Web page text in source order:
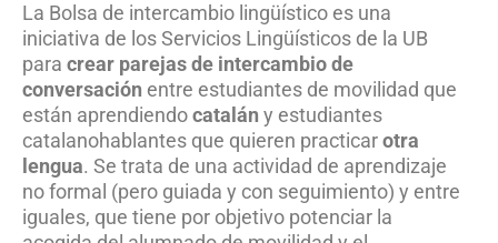
La Bolsa de intercambio lingüístico es una
iniciativa de los Servicios Lingüísticos de la UB
para crear parejas de intercambio de
conversación entre estudiantes de movilidad que
están aprendiendocatalán y estudiantes
catalanohablantes que quieren practicarotra
lengua. Se trata de una actividad de aprendizaje
no formal (pero guiada y con seguimiento) y entre
iguales, que tiene por objetivo potenciar la